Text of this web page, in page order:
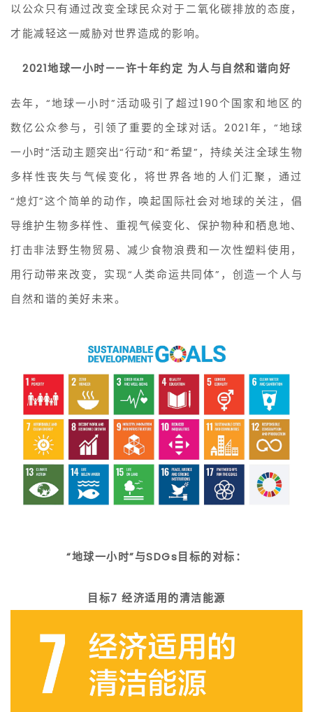
以公众只有通过改变全球民众对于二氧化碳排放的态度，
才能减轻这一威胁对世界造成的影响。
2021地球一小时——许十年约定 为人与自然和谐向好
去年，“地球一小时”活动吸引了超过190个国家和地区的
数亿公众参与，引领了重要的全球对话。2021年，“地球
一小时”活动主题突出“行动”和“希望”，持续关注全球生物
多样性丧失与气候变化，将世界各地的人们汇聚，通过
“熄灯”这个简单的动作，唤起国际社会对地球的关注，倡
导维护生物多样性、重视气候变化、保护物种和栖息地、
打击非法野生物贸易、减少食物浪费和一次性塑料使用，
用行动带来改变，实现“人类命运共同体”，创造一个人与
自然和谐的美好未来。
“地球一小时”与SDGs目标的对标：
目标7 经济适用的清洁能源